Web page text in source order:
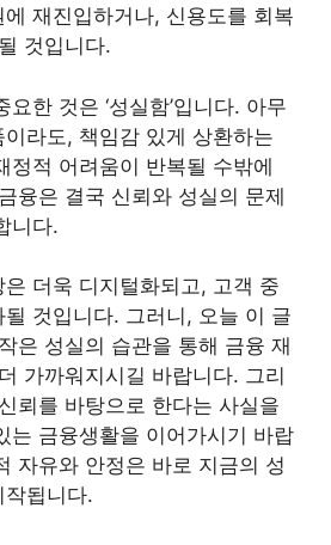
재진입하거나, 신용도를 회복
것입니다.
한 것은 ‘성실함’입니다. 아무
라도, 책임감 있게 상환하는
정적 어려움이 반복될 수밖에
융은 결국 신뢰와 성실의 문제
니다.
더욱 디지털화되고, 고객 중
것입니다. 그러니, 오늘 이 글
은 성실의 습관을 통해 금융 재
가까워지시길 바랍니다. 그리
뢰를 바탕으로 한다는 사실을
는 금융생활을 이어가시기 바랍
자유와 안정은 바로 지금의 성
됩니다.